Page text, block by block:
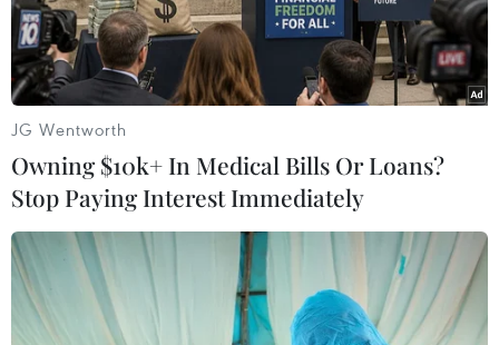
Thủ tướng Anh cam kết trao thêm quyền
JG Wentworth
Owning $10k+ In Medical Bills Or Loans?
Stop Paying Interest Immediately